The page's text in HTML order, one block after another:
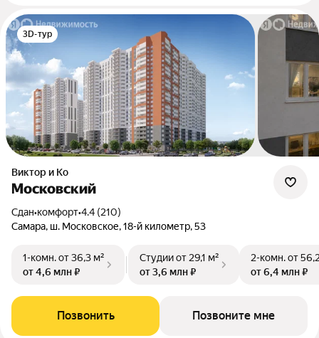
3D-тур
Виктор и Ко
Московский
Сдан•комфорт•4.4 (210)
Самара, ш. Московское, 18-й километр, 53
1-комн.от 36,3 м²
от 4,6 млн ₽
Студииот 29,1 м²
от 3,6 млн ₽
2-комн.от
от 6,4 млн ₽
Позвонить Позвоните мне